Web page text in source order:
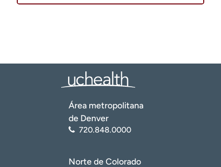
Área metropolitana
de Denver
720.848.0000
Norte de Colorado